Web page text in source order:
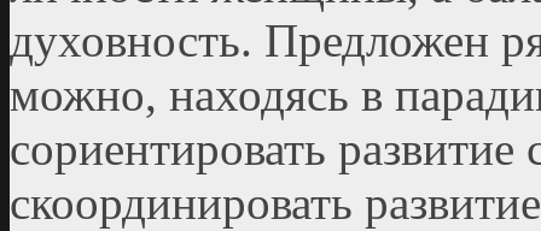
духовность. Предложен
можно, находясь в
сориентировать
скоординировать